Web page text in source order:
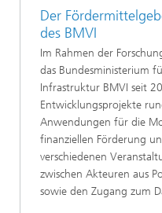
Der
des BMVI
Im Rahmen der
das Bundesministerium
Infrastruktur BMVI seit
Entwicklungsprojekte
Anwendungen für die
finanziellen Förderung
verschiedenen
zwischen Akteuren aus
sowie den Zugang zum